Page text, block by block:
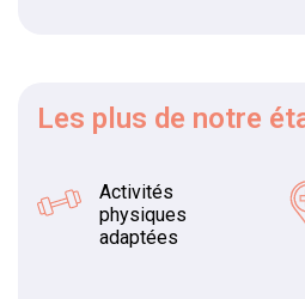
Les plus de notre
Activités
physiques
adaptées